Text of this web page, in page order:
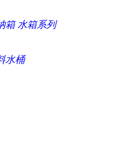
箱 水箱系列
水桶